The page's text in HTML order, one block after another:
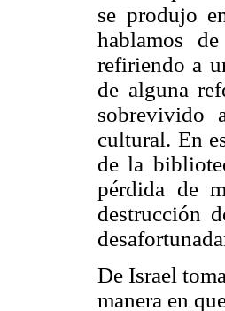
se produjo
hablamos
refiriendo a
de alguna
sobrevivido
cultural. En
de la
pérdida de
destrucción
De Israel
manera en